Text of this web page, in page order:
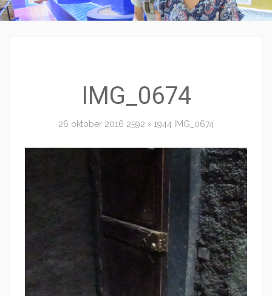
IMG_0674
26 oktober 2016 2592 × 1944 IMG_0674